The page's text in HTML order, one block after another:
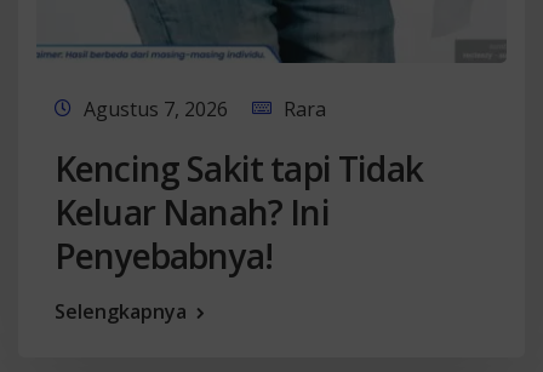
Agustus 7, 2026 Rara
Kencing Sakit tapi Tidak
Keluar Nanah? Ini
Penyebabnya!
Selengkapnya